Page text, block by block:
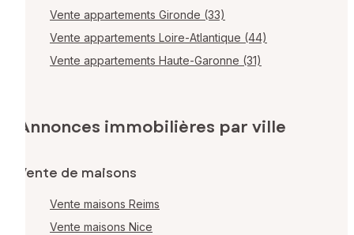
Vente appartements Gironde (33)
Vente appartements Loire-Atlantique (44)
Vente appartements Haute-Garonne (31)
Annonces immobilières par ville
Vente de maisons
Vente maisons Reims
Vente maisons Nice